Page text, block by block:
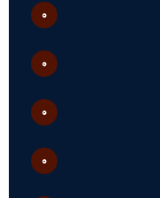
۰
۰
۰
۰